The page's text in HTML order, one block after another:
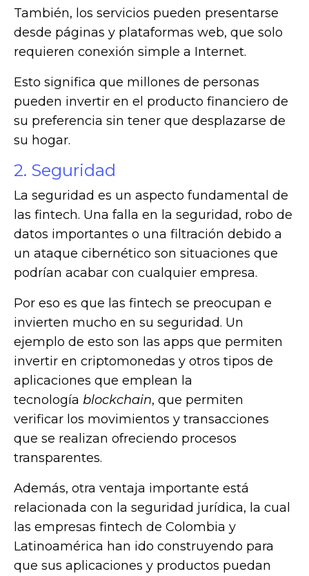
También, los servicios pueden presentarse
desde páginas y plataformas web, que solo
requieren conexión simple a Internet.
Esto significa que millones de personas
pueden invertir en el producto financiero de
su preferencia sin tener que desplazarse de
su hogar.
2. Seguridad
La seguridad es un aspecto fundamental de
las fintech. Una falla en la seguridad, robo de
datos importantes o una filtración debido a
un ataque cibernético son situaciones que
podrían acabar con cualquier empresa.
Por eso es que las fintech se preocupan e
invierten mucho en su seguridad. Un
ejemplo de esto son las apps que permiten
invertir en criptomonedas y otros tipos de
aplicaciones que emplean la
tecnología blockchain, que permiten
verificar los movimientos y transacciones
que se realizan ofreciendo procesos
transparentes.
Además, otra ventaja importante está
relacionada con la seguridad jurídica, la cual
las empresas fintech de Colombia y
Latinoamérica han ido construyendo para
que sus aplicaciones y productos puedan